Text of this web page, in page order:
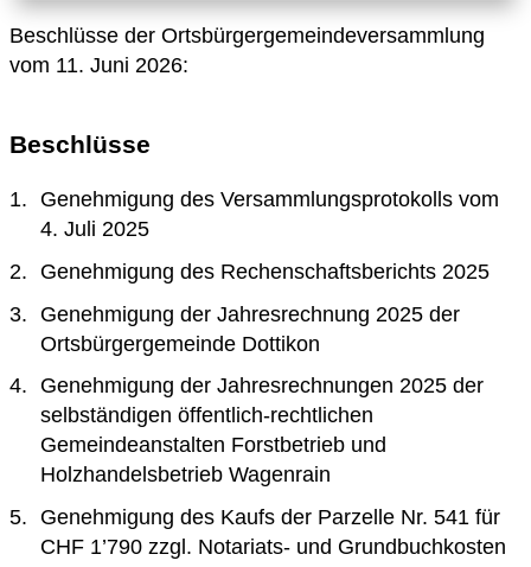
Beschlüsse der Ortsbürgergemeindeversammlung
vom 11. Juni 2026:
Beschlüsse
Genehmigung des Versammlungsprotokolls vom
4. Juli 2025
Genehmigung des Rechenschaftsberichts 2025
Genehmigung der Jahresrechnung 2025 der
Ortsbürgergemeinde Dottikon
Genehmigung der Jahresrechnungen 2025 der
selbständigen öffentlich-rechtlichen
Gemeindeanstalten Forstbetrieb und
Holzhandelsbetrieb Wagenrain
Genehmigung des Kaufs der Parzelle Nr. 541 für
CHF 1’790 zzgl. Notariats- und Grundbuchkosten